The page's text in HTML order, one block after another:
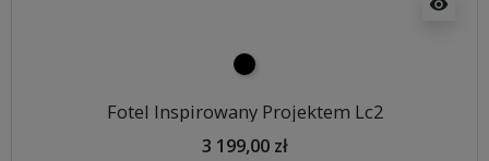
czarny
Fotel Inspirowany Projektem Lc2
3 199,00 zł